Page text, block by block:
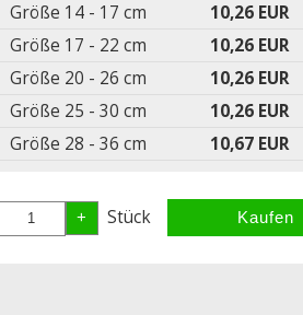
Größe 14 - 17 cm
10,26 EUR
Größe 17 - 22 cm
10,26 EUR
Größe 20 - 26 cm
10,26 EUR
Größe 25 - 30 cm
10,26 EUR
Größe 28 - 36 cm
10,67 EUR
Stück